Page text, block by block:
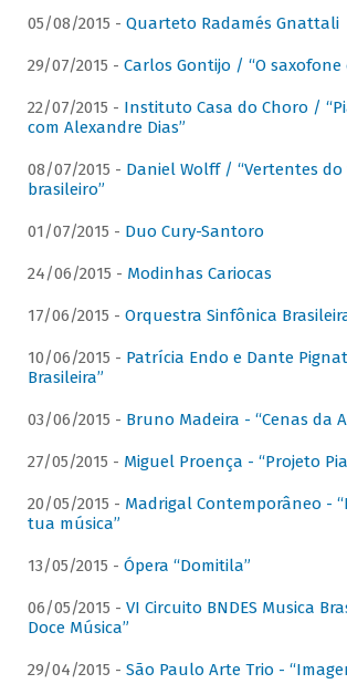
05/08/2015 - Quarteto Radamés Gnattali
29/07/2015 - Carlos Gontijo / “O saxofone
22/07/2015 - Instituto Casa do Choro /
com Alexandre Dias”
08/07/2015 - Daniel Wolff / “Vertentes do
brasileiro”
01/07/2015 - Duo Cury-Santoro
24/06/2015 - Modinhas Cariocas
17/06/2015 - Orquestra Sinfônica
10/06/2015 - Patrícia Endo e Dante
Brasileira”
03/06/2015 - Bruno Madeira - “Cenas da
27/05/2015 - Miguel Proença - “Projeto
20/05/2015 - Madrigal Contemporâneo -
tua música”
13/05/2015 - Ópera “Domitila”
06/05/2015 - VI Circuito BNDES Musica
Doce Música”
29/04/2015 - São Paulo Arte Trio -